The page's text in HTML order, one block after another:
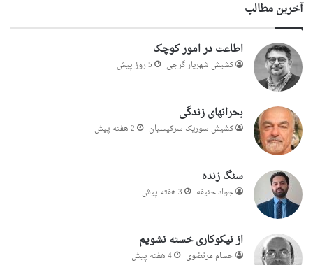
آخرین مطالب
اطاعت در امور کوچک
کشیش شهریار گرجى 5 روز پیش
بحرانهای زندگی
کشیش سوریک سرکیسیان 2 هفته پیش
سنگ زنده
جواد حنیفه 3 هفته پیش
از نیکوکاری خسته نشویم
حسام مرتضوی 4 هفته پیش